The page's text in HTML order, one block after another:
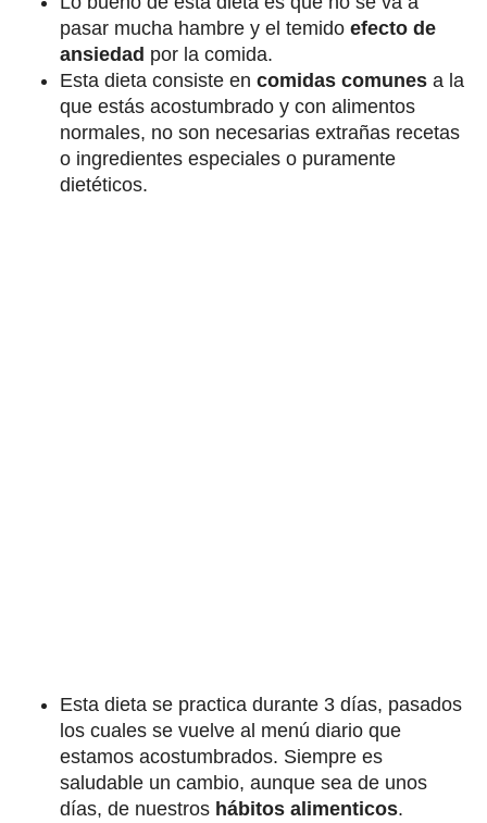
pasar mucha hambre y el temido efecto de
ansiedad por la comida.
Esta dieta consiste en comidas comunes a la
que estás acostumbrado y con alimentos
normales, no son necesarias extrañas recetas
o ingredientes especiales o puramente
dietéticos.
Esta dieta se practica durante 3 días, pasados
los cuales se vuelve al menú diario que
estamos acostumbrados. Siempre es
saludable un cambio, aunque sea de unos
días, de nuestros hábitos alimenticos.